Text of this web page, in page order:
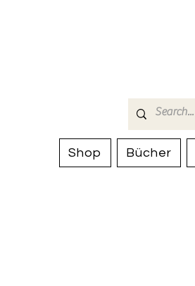
Shop Bücher